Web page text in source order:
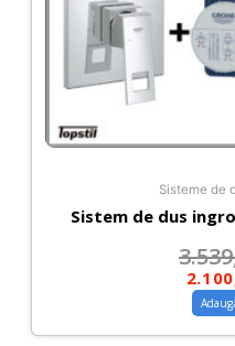
Sisteme de
Sistem de dus